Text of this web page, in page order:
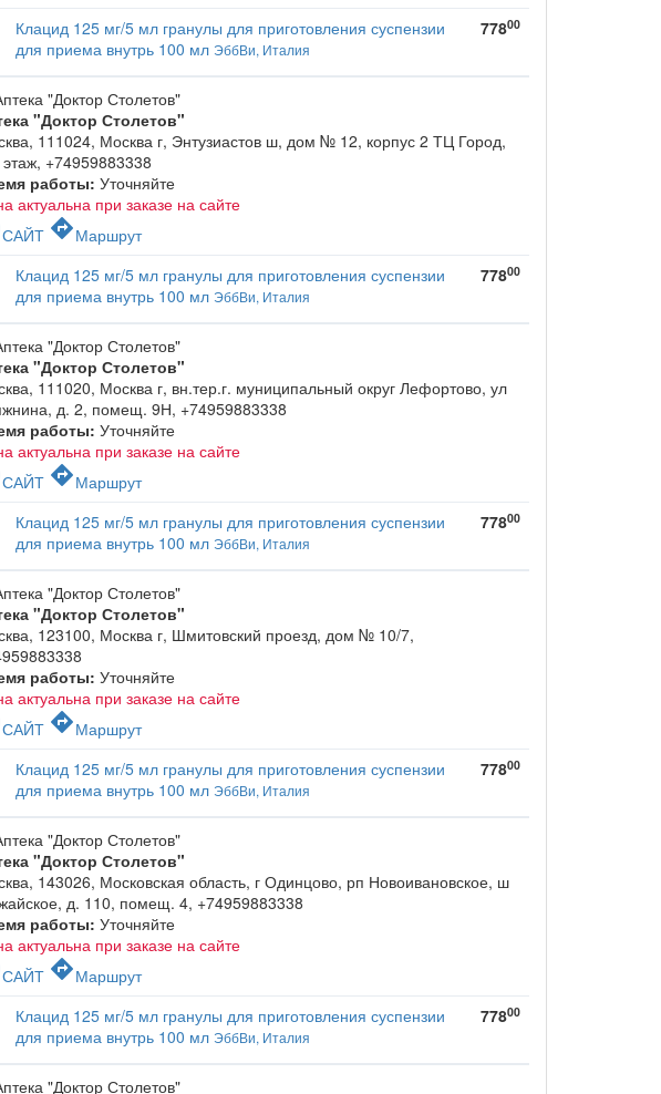
Клацид 125 мг/5 мл гранулы для приготовления суспензии
для приема внутрь 100 мл ЭббВи, Италия
77800
"Доктор Столетов"
111024, Москва г, Энтузиастов ш, дом № 12, корпус 2 ТЦ Город,
, +74959883338
работы: Уточняйте
актуальна при заказе на сайте
САЙТ directionsМаршрут
Клацид 125 мг/5 мл гранулы для приготовления суспензии
для приема внутрь 100 мл ЭббВи, Италия
77800
"Доктор Столетов"
111020, Москва г, вн.тер.г. муниципальный округ Лефортово, ул
д. 2, помещ. 9Н, +74959883338
работы: Уточняйте
актуальна при заказе на сайте
САЙТ directionsМаршрут
Клацид 125 мг/5 мл гранулы для приготовления суспензии
для приема внутрь 100 мл ЭббВи, Италия
77800
"Доктор Столетов"
123100, Москва г, Шмитовский проезд, дом № 10/7,
работы: Уточняйте
актуальна при заказе на сайте
САЙТ directionsМаршрут
Клацид 125 мг/5 мл гранулы для приготовления суспензии
для приема внутрь 100 мл ЭббВи, Италия
77800
"Доктор Столетов"
143026, Московская область, г Одинцово, рп Новоивановское, ш
д. 110, помещ. 4, +74959883338
работы: Уточняйте
актуальна при заказе на сайте
САЙТ directionsМаршрут
Клацид 125 мг/5 мл гранулы для приготовления суспензии
для приема внутрь 100 мл ЭббВи, Италия
77800